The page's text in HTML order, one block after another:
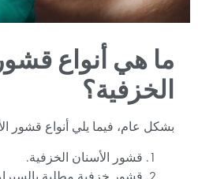
ما هي أنواع
الخزفية؟
بشكل عام، فيما يلي أنواع قشور
قشور الأسنان الخزفية.
قشور خزفية مطلية